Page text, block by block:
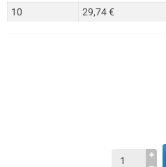
10
29,74 €